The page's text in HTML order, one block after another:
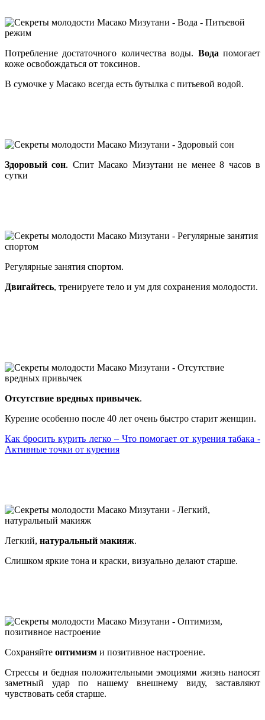
Потребление достаточного количества воды. Водапомогает
коже освобождаться от токсинов.
В сумочке у Масако всегда есть бутылка с питьевой водой.
Здоровый сон. Спит Масако Мизутани не менее 8 часов в
сутки
Регулярные занятия спортом.
Двигайтесь, тренируете тело и ум для сохранения молодости.
Отсутствие вредных привычек.
Курение особенно после 40 лет очень быстро старит женщин.
Как бросить курить легко – Что помогает от курения табака -
Активные точки от курения
Легкий, натуральный макияж.
Слишком яркие тона и краски, визуально делают старше.
Сохраняйте оптимизм и позитивное настроение.
Стрессы и бедная положительными эмоциями жизнь наносят
заметный удар по нашему внешнему виду, заставляют
чувствовать себя старше.